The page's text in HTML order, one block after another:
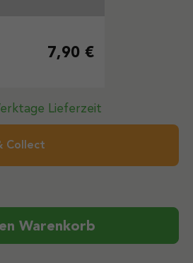
7,90 €
Lieferzeit
Collect
Wert ein oder
Warenkorb